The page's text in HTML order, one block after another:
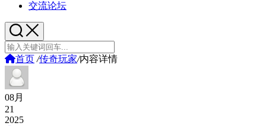
交流论坛
首页 /传奇玩家/内容详情
08月
21
2025